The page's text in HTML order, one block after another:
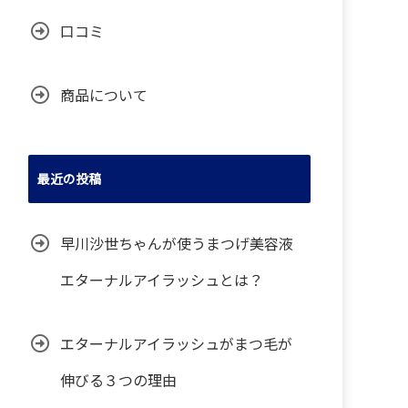
口コミ
商品について
最近の投稿
早川沙世ちゃんが使うまつげ美容液
エターナルアイラッシュとは？
エターナルアイラッシュがまつ毛が
伸びる３つの理由